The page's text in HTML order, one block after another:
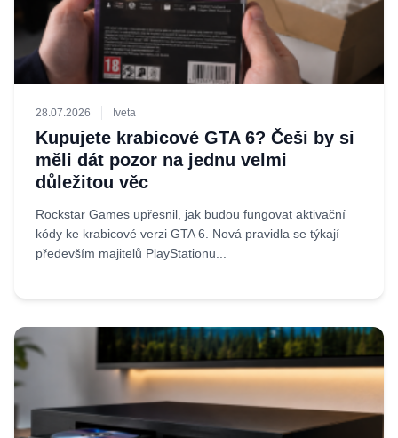
28.07.2026 Iveta
Kupujete krabicové GTA 6? Češi by si
měli dát pozor na jednu velmi
důležitou věc
Rockstar Games upřesnil, jak budou fungovat aktivační
kódy ke krabicové verzi GTA 6. Nová pravidla se týkají
především majitelů PlayStationu...